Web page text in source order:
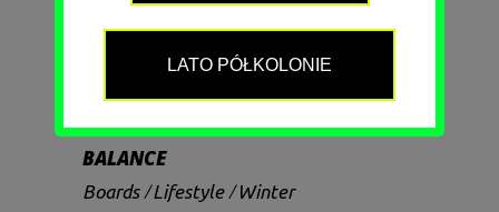
BALANCE
Boards Lifestyle Winter
LATO PÓŁKOLONIE